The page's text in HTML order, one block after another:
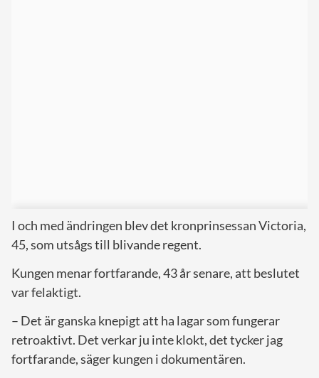
I och med ändringen blev det kronprinsessan Victoria,
45, som utsågs till blivande regent.
Kungen menar fortfarande, 43 år senare, att beslutet
var felaktigt.
– Det är ganska knepigt att ha lagar som fungerar
retroaktivt. Det verkar ju inte klokt, det tycker jag
fortfarande, säger kungen i dokumentären.